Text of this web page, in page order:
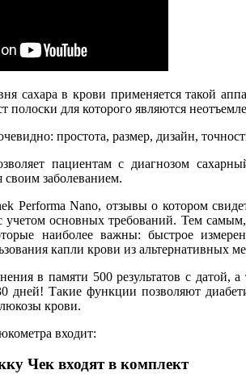
сахара в крови применяется такой
полоски для которого являются
простота, размер, дизайн,
пациентам с диагнозом
своим заболеванием.
Performa Nano, отзывыо котором
учетом основных требований. Тем
наиболее важны: быстрое
капли крови из альтернативных
в памяти 500 результатов с датой, а
дней! Такие функции позволяют
крови.
входит:
Чек входят в комплект